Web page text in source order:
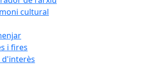
cultural
i fires
d'interès